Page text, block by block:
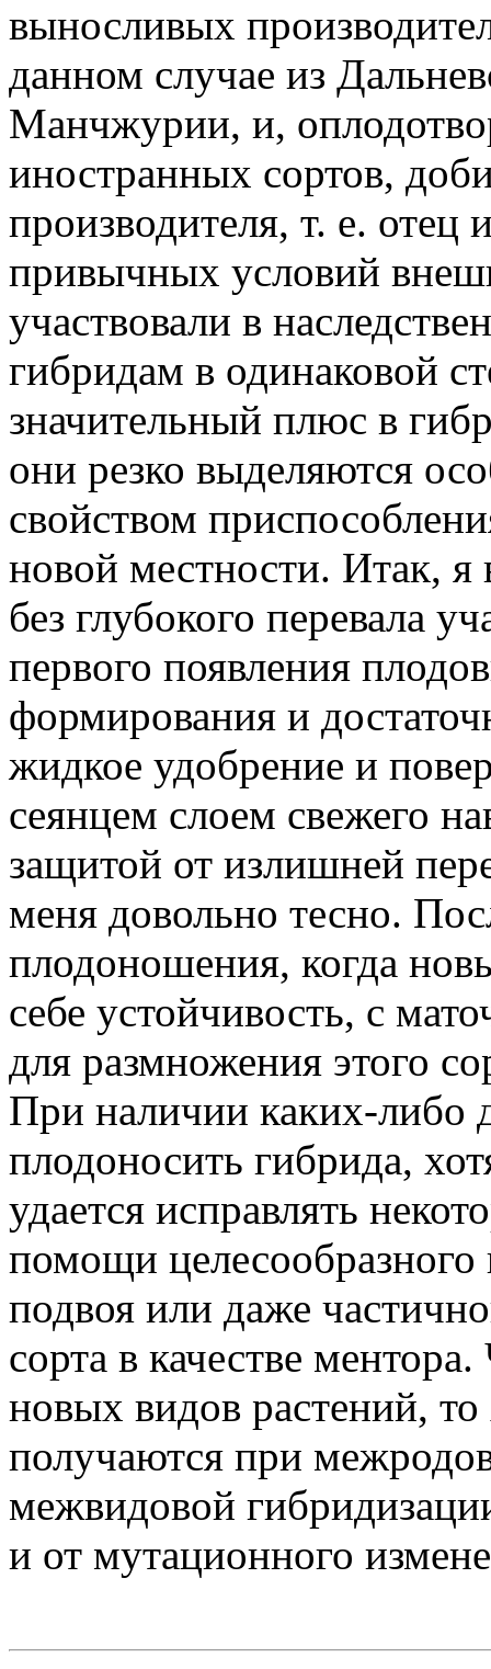
выносливых
данном случае из
Манчжурии, и,
иностранных сортов,
производителя, т. е.
привычных условий
участвовали в
гибридам в одинаковой
значительный плюс в
они резко выделяются
свойством
новой местности. Итак,
без глубокого перевала
первого появления
формирования и
жидкое удобрение и
сеянцем слоем свежего
защитой от излишней
меня довольно тесно.
плодоношения, когда
себе устойчивость, с
для размножения этого
При наличии каких-либо
плодоносить гибрида,
удается исправлять
помощи
подвоя или даже
сорта в качестве
новых видов растений,
получаются при
межвидовой
и от мутационного